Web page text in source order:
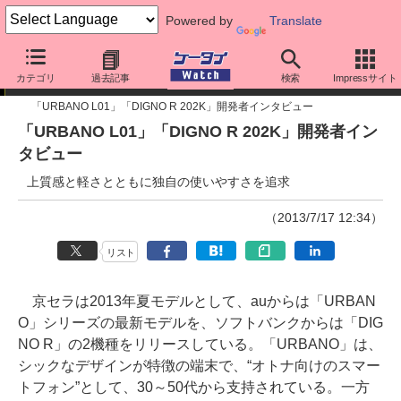
Powered by Translate
カテゴリ 過去記事 検索 Impressサイト
インタビュー
「URBANO L01」「DIGNO R 202K」開発者インタビュー
「URBANO L01」「DIGNO R 202K」開発者イン
タビュー
上質感と軽さとともに独自の使いやすさを追求
（2013/7/17 12:34）
リスト
京セラは2013年夏モデルとして、auからは「URBAN
O」シリーズの最新モデルを、ソフトバンクからは「DIG
NO R」の2機種をリリースしている。「URBANO」は、
シックなデザインが特徴の端末で、“オトナ向けのスマー
トフォン”として、30～50代から支持されている。一方